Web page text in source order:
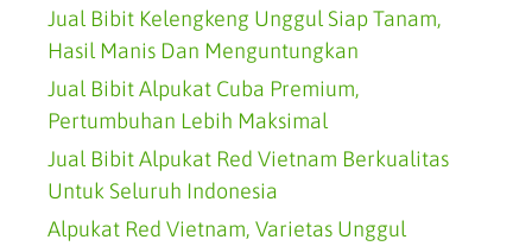
Jual Bibit Kelengkeng Unggul Siap Tanam,
Hasil Manis Dan Menguntungkan
Jual Bibit Alpukat Cuba Premium,
Pertumbuhan Lebih Maksimal
Jual Bibit Alpukat Red Vietnam Berkualitas
Untuk Seluruh Indonesia
Alpukat Red Vietnam, Varietas Unggul